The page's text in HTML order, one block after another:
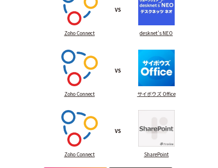
Zoho Connect
VS
desknet's NEO
Zoho Connect
VS
サイボウズ Office
Zoho Connect
VS
SharePoint